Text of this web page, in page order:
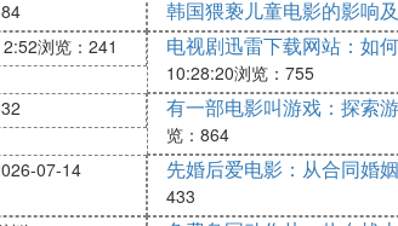
韩国猥亵儿童电影的影响
浏览：241 电视剧迅雷下载网站：如
10:28:20浏览：755
有一部电影叫游戏：探索
览：864
07-14
先婚后爱电影：从合同婚
433